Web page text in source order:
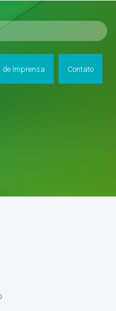
de Imprensa Contato